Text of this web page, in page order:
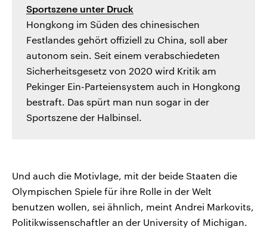
Sportszene unter Druck
Hongkong im Süden des chinesischen
Festlandes gehört offiziell zu China, soll aber
autonom sein. Seit einem verabschiedeten
Sicherheitsgesetz von 2020 wird Kritik am
Pekinger Ein-Parteiensystem auch in Hongkong
bestraft. Das spürt man nun sogar in der
Sportszene der Halbinsel.
Und auch die Motivlage, mit der beide Staaten die
Olympischen Spiele für ihre Rolle in der Welt
benutzen wollen, sei ähnlich, meint Andrei Markovits,
Politikwissenschaftler an der University of Michigan.